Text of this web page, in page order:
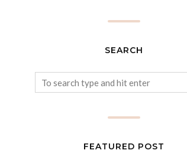
SEARCH
FEATURED POST